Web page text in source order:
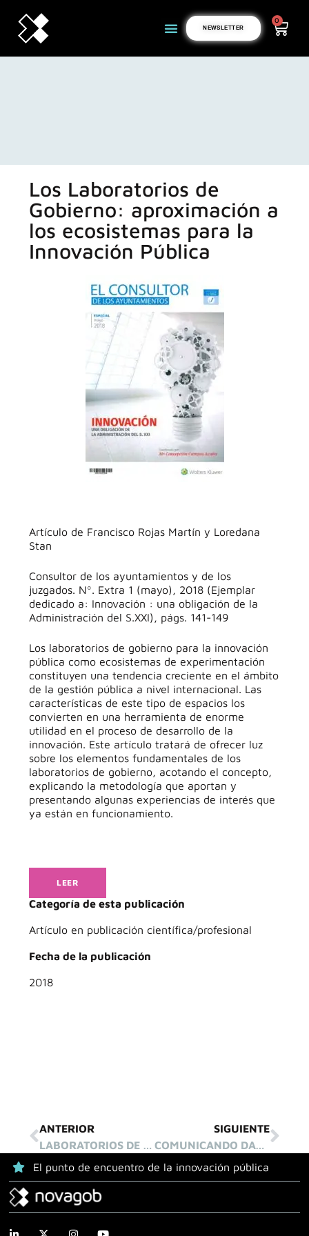
NEWSLETTER
0
Los Laboratorios de
Gobierno: aproximación a
los ecosistemas para la
Innovación Pública
Artículo de Francisco Rojas Martín y Loredana
Stan
Consultor de los ayuntamientos y de los
juzgados. Nº. Extra 1 (mayo), 2018 (Ejemplar
dedicado a: Innovación : una obligación de la
Administración del S.XXI), págs. 141-149
Los laboratorios de gobierno para la innovación
pública como ecosistemas de experimentación
constituyen una tendencia creciente en el ámbito
de la gestión pública a nivel internacional. Las
características de este tipo de espacios los
convierten en una herramienta de enorme
utilidad en el proceso de desarrollo de la
innovación. Este artículo tratará de ofrecer luz
sobre los elementos fundamentales de los
laboratorios de gobierno, acotando el concepto,
explicando la metodología que aportan y
presentando algunas experiencias de interés que
ya están en funcionamiento.
LEER
Categoría de esta publicación
Artículo en publicación científica/profesional
Fecha de la publicación
2018
ANTERIOR
LABORATORIOS DE INNOVACIÓN PARA CAMBIAR LA GESTIÓN PÚBLICA: ANÁLISIS DEL CASO NOVAGOB.LAB
SIGUIENTE
COMUNICANDO DATOS MASIVOS DEL SECTOR PÚBLICO LOCAL EN REDES SOCIALES. ANÁLISIS DE SENTIMIENTO EN TWITTER
El punto de encuentro de la innovación pública